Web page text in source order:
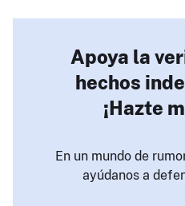
Apoya la
hechos
¡Hazte
En un mundo de
ayúdanos a